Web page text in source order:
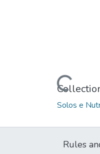
Loading...
Solos e
Rules